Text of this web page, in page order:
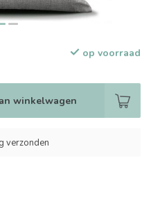
op voorraad
winkelwagen
verzonden